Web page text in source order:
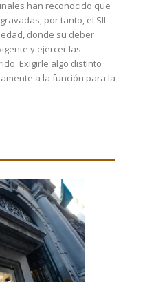
han reconocido que
por tanto, el SII
donde su deber
y ejercer las
Exigirle algo distinto
a la función para la